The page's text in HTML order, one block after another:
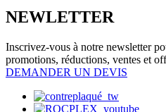
NEWLETTER
Inscrivez-vous à notre newsletter
promotions, réductions, ventes et
DEMANDER UN DEVIS